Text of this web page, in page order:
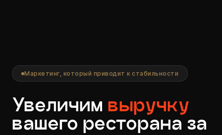
Маркетинг, который приводит к стабильности
Увеличим выручку
вашего ресторана за